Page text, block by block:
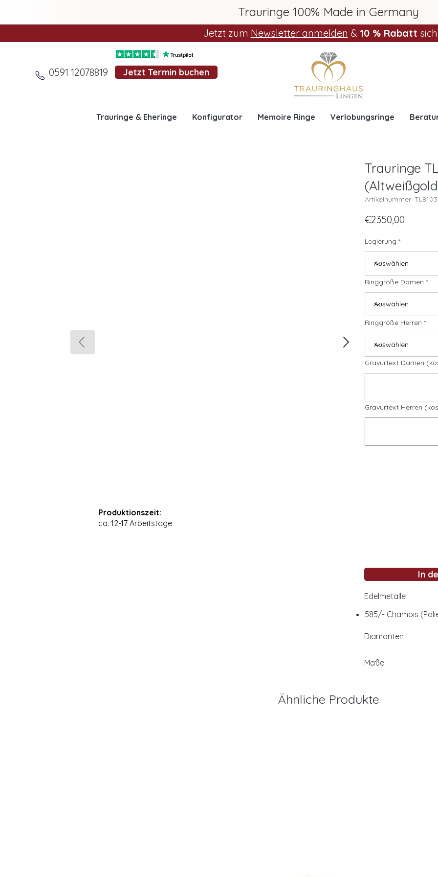
Trauringe 100% Made in Germany
Jetzt zum Newsletter anmelden & 10 % Rabatt
0591 12078819 Jetzt Termin buchen
Trauringe & Eheringe Konfigurator Memoire Ringe Verlobungsringe
Produktionszeit:
ca. 12-17 Arbeitstage
Trauringe
Artikelnummer:
€2350,00
Legierung
Ringgröße Damen
Ringgröße Herren
Gravurtext Damen
Gravurtext Herren
In
Edelmetalle
585/- Chamois
Diamanten
Maße
Ähnliche Produkte